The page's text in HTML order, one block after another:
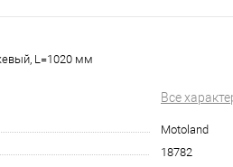
L=1020 мм
Все
Motoland
18782